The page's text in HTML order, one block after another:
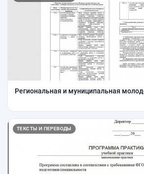
Региональная и муниципальная
ТЕКСТЫ И ПЕРЕВОДЫ